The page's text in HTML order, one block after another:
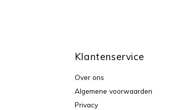
Klantenservice
Over ons
Algemene voorwaarden
Privacy